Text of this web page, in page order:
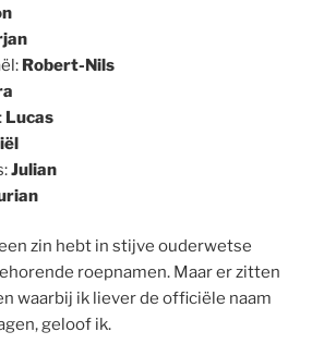
Robert-Nils
Lucas
Julian
zin hebt in stijve ouderwetse
roepnamen. Maar er zitten
waarbij ik liever de officiële naam
geloof ik.